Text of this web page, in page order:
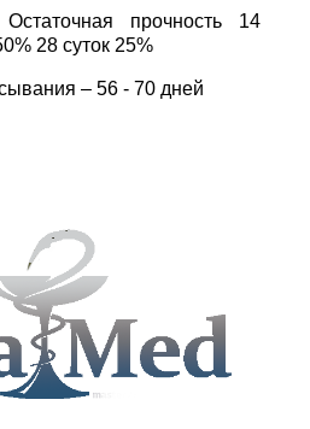
прочность 14
28 суток 25%
– 56 - 70 дней